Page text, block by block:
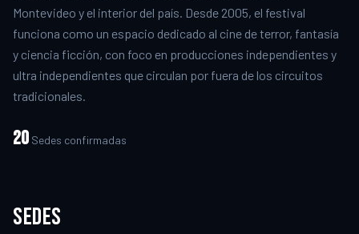
Montevideo y el interior del país. Desde 2005, el festival
funciona como un espacio dedicado al cine de terror, fantasía
y ciencia ficción, con foco en producciones independientes y
ultra independientes que circulan por fuera de los circuitos
tradicionales.
20 Sedes confirmadas
SEDES